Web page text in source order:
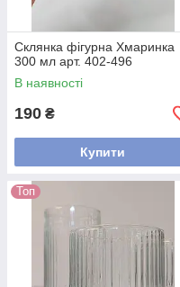
Склянка фігурна Хмаринка
300 мл арт. 402-496
В наявності
190 ₴
Купити
Топ